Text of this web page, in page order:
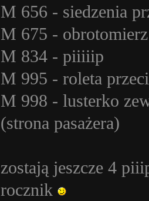
M 656 - siedzenia
M 675 - obrotomierz
M 834 - piiiiip
M 995 - roleta
M 998 - lusterko
(strona pasażera)
zostają jeszcze 4
rocznik